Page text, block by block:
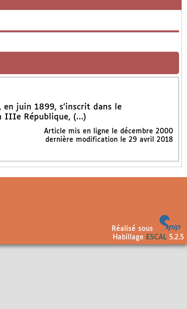
en juin 1899, s’inscrit dans le
IIIe République, (…)
Article mis en ligne le décembre 2000
dernière modification le 29 avril 2018
Réalisé sous
Habillage
ESCAL5.2.5